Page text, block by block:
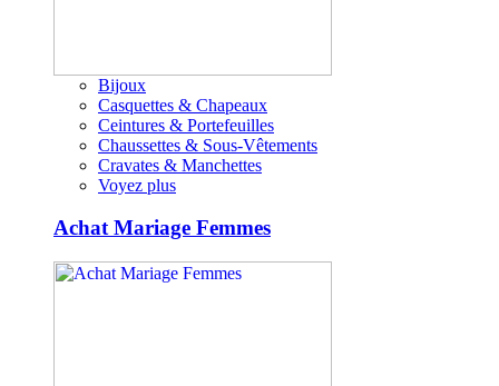
Bijoux
Casquettes & Chapeaux
Ceintures & Portefeuilles
Chaussettes & Sous-Vêtements
Cravates & Manchettes
Voyez plus
Achat Mariage Femmes